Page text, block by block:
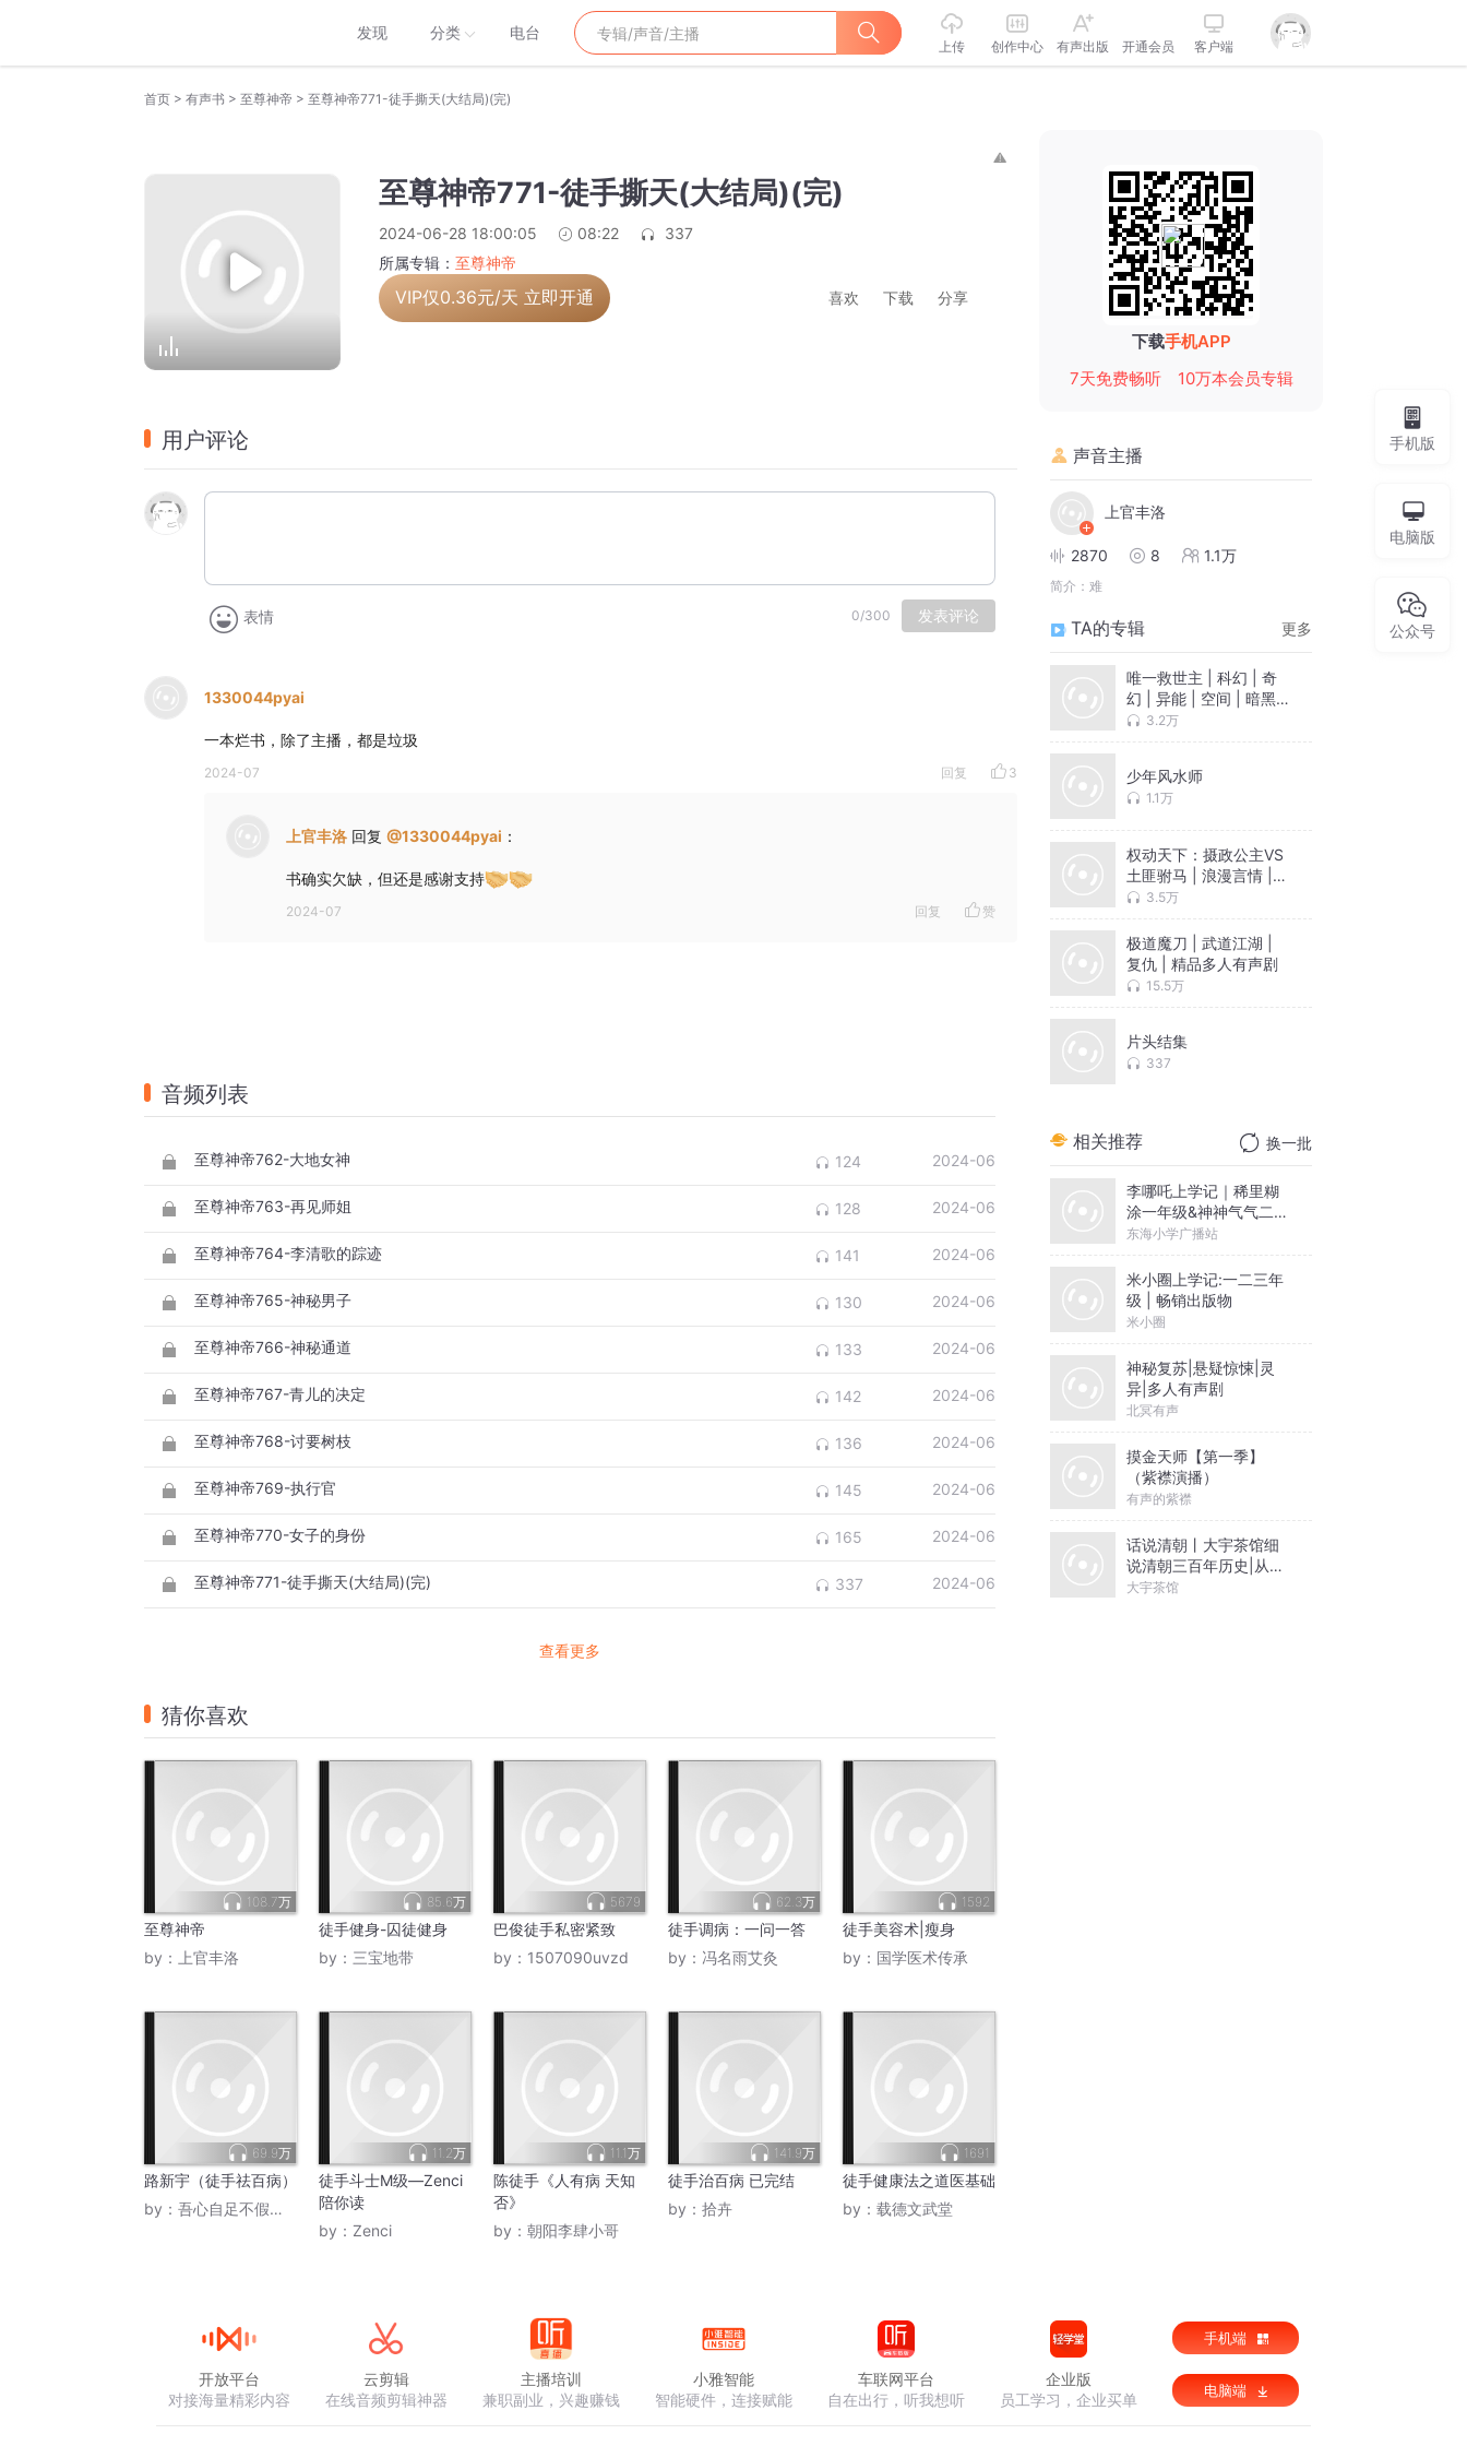
发现 分类 电台
上传 创作中心 有声出版 开通会员 客户端
首页 > 有声书 > 至尊神帝 > 至尊神帝771-徒手撕天(大结局)(完)
至尊神帝771-徒手撕天(大结局)(完)
2024-06-28 18:00:05 08:22
337
所属专辑： 至尊神帝
VIP仅0.36元/天 立即开通 喜欢 下载 分享
用户评论
表情 0/300 发表评论
1330044pyai
一本烂书，除了主播，都是垃圾
2024-07 回复 3
上官丰洛 回复 @1330044pyai ：
书确实欠缺，但还是感谢支持
2024-07 回复 赞
音频列表
至尊神帝762-大地女神 124 2024-06
至尊神帝763-再见师姐 128 2024-06
至尊神帝764-李清歌的踪迹 141 2024-06
至尊神帝765-神秘男子 130 2024-06
至尊神帝766-神秘通道 133 2024-06
至尊神帝767-青儿的决定 142 2024-06
至尊神帝768-讨要树枝 136 2024-06
至尊神帝769-执行官 145 2024-06
至尊神帝770-女子的身份 165 2024-06
至尊神帝771-徒手撕天(大结局)(完) 337 2024-06
查看更多
猜你喜欢
108.7万
至尊神帝
by：
上官丰洛
85.6万
徒手健身-囚徒健身
by： 三宝地带
5679
巴俊徒手私密紧致
by： 1507090uvzd
62.3万
徒手调病：一问一答
by： 冯名雨艾灸
1592
徒手美容术|瘦身
by： 国学医术传承
69.9万
路新宇（徒手祛百病）
by： 吾心自足不假外求
11.2万
徒手斗士M级—Zenci
陪你读
by： Zenci
11.1万
陈徒手《人有病 天知
否》
by： 朝阳李肆小哥
141.9万
徒手治百病 已完结
by： 拾卉
1691
徒手健康法之道医基础
by： 载德文武堂
下载手机APP
7天免费畅听
10万本会员专辑
声音主播
上官丰洛
2870 8 1.1万
简介： 难
TA的专辑 更多
唯一救世主 | 科幻 | 奇
幻 | 异能 | 空间 | 暗黑
【超低价】
3.2万
少年风水师
1.1万
权动天下：摄政公主VS
土匪驸马 | 浪漫言情 |
精品多播
3.5万
极道魔刀 | 武道江湖 |
复仇 | 精品多人有声剧
15.5万
片头结集
337
相关推荐 换一批
李哪吒上学记｜稀里糊
涂一年级&神神气气二年
级
东海小学广播站
米小圈上学记:一二三年
级 | 畅销出版物
米小圈
神秘复苏|悬疑惊悚|灵
异|多人有声剧
北冥有声
摸金天师【第一季】
（紫襟演播）
有声的紫襟
话说清朝丨大宇茶馆细
说清朝三百年历史|从努
尔哈赤到末代皇帝溥仪|
大宇茶馆
手机版
电脑版
公众号
开放平台
对接海量精彩内容
云剪辑
在线音频剪辑神器
主播培训
兼职副业，兴趣赚钱
小雅智能
智能硬件，连接赋能
车联网平台
自在出行，听我想听
企业版
员工学习，企业买单
手机端
电脑端